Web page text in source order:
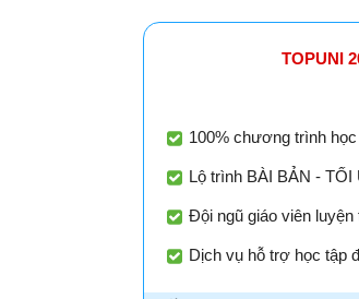
TOPUNI
100% chương trình
Lộ trình BÀI BẢN -
Đội ngũ giáo viên
Dịch vụ hỗ trợ học tập